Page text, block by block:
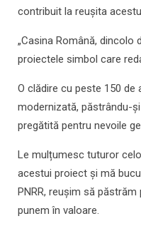
contribuit la reușita
„Casina Română, dincolo
proiectele simbol care
O clădire cu peste 150
modernizată, păstrându-
pregătită pentru nevoile
Le mulțumesc tuturor
acestui proiect și mă
PNRR, reușim să
punem în valoare.